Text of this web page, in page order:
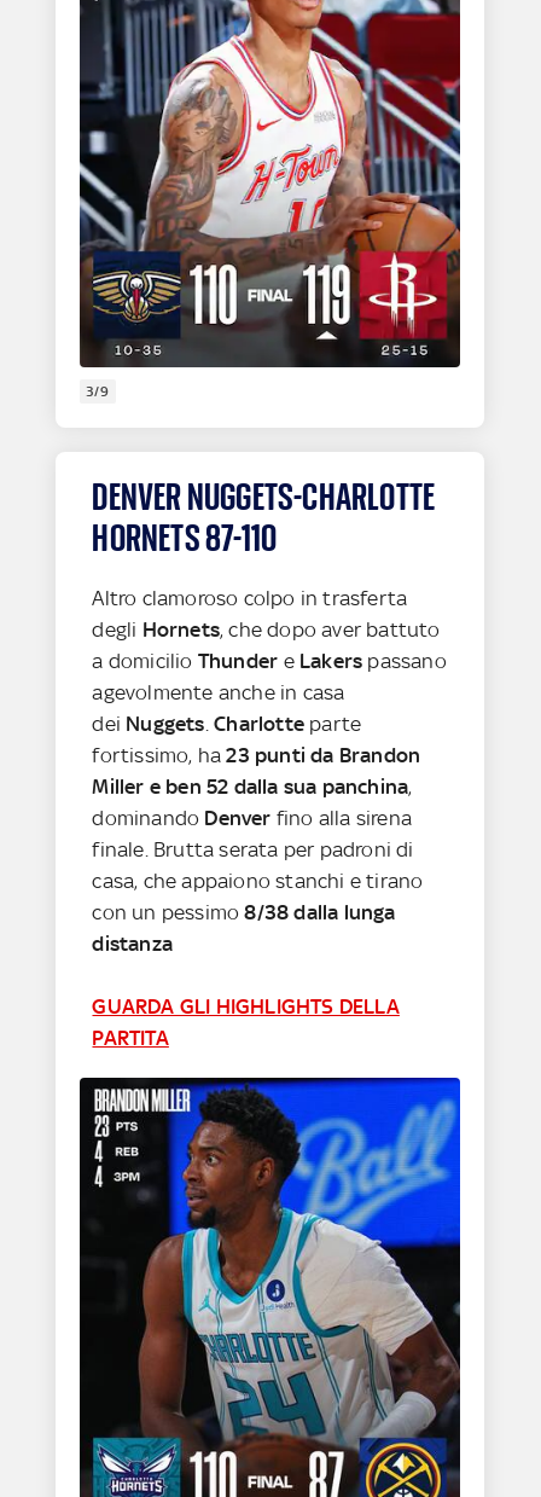
3/9
DENVER NUGGETS-CHARLOTTE
HORNETS 87-110
Altro clamoroso colpo in trasferta
degli Hornets, che dopo aver battuto
a domicilio Thunder e Lakers passano
agevolmente anche in casa
dei Nuggets .Charlotteparte
fortissimo, ha23 punti da Brandon
Miller e ben 52 dalla sua panchina,
dominando Denver fino alla sirena
finale. Brutta serata per padroni di
casa, che appaiono stanchi e tirano
con un pessimo8/38 dalla lunga
distanza
GUARDA GLI HIGHLIGHTS DELLA
PARTITA